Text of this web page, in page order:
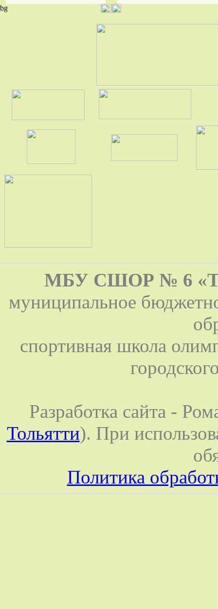
МБУ СШОР № 6
муниципальное
спортивная школа
Разработка сайта -
Тольятти). При
Политика